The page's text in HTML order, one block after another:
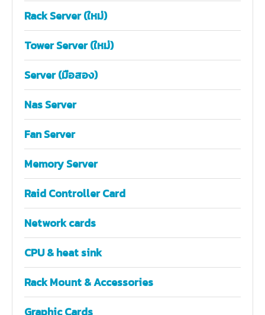
Rack Server (ใหม่)
Tower Server (ใหม่)
Server (มือสอง)
Nas Server
Fan Server
Memory Server
Raid Controller Card
Network cards
CPU & heat sink
Rack Mount & Accessories
Graphic Cards